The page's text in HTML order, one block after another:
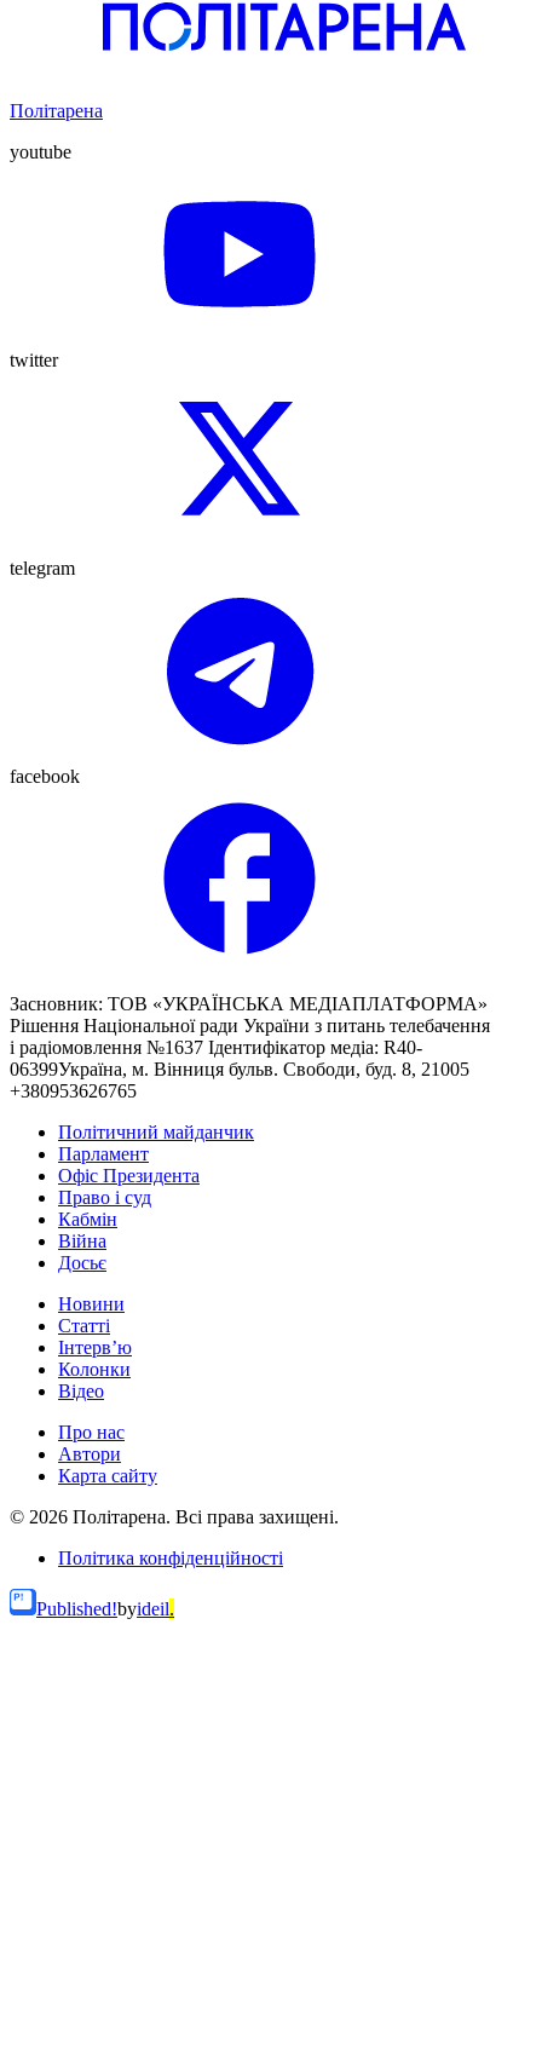
Політарена
youtube
twitter
telegram
facebook
Засновник: ТОВ «УКРАЇНСЬКА МЕДІАПЛАТФОРМА»
Рішення Національної ради України з питань телебачення
і радіомовлення №1637 Ідентифікатор медіа: R40-
06399Україна, м. Вінниця бульв. Свободи, буд. 8, 21005
+380953626765
Політичний майданчик
Парламент
Офіс Президента
Право і суд
Кабмін
Війна
Досьє
Новини
Статті
Інтерв’ю
Колонки
Відео
Про нас
Автори
Карта сайту
© 2026 Політарена. Всі права захищені.
Політика конфіденційності
Published!byideil.